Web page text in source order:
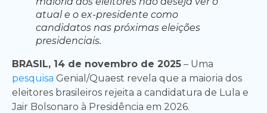
atual e o ex-presidente como
candidatos nas próximas eleições
presidenciais.
BRASIL, 14 de novembro de 2025 – Uma
pesquisa Genial/Quaest revela que a maioria dos
eleitores brasileiros rejeita a candidatura de Lula e
Jair Bolsonaro à Presidência em 2026.